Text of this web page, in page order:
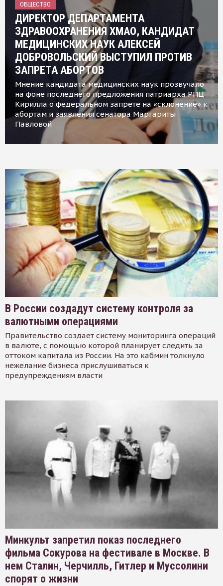
ОБЩЕСТВО
ДИРЕКТОР ДЕПАРТАМЕНТА
ЗДРАВООХРАНЕНИЯ ХМАО, КАНДИДАТ
МЕДИЦИНСКИХ НАУК АЛЕКСЕЙ
ДОБРОВОЛЬСКИЙ ВЫСТУПИЛ ПРОТИВ
ЗАПРЕТА АБОРТОВ
Мнение кандидата медицинских наук прозвучало
на фоне последнего предложения патриарха РПЦ
Кирилла о федеральном запрете на «склонение» к
абортам и заявления сенатора Маргариты
Павловой
В России создадут систему контроля за
валютными операциями
Правительство создает систему мониторинга операций
в валюте, с помощью которой планирует следить за
оттоком капитала из России. На это кабмин толкнуло
нежелание бизнеса прислушиваться к
предупреждениям власти
Минкульт запретил показ последнего
фильма Сокурова на фестивале в Москве. В
нем Сталин, Черчилль, Гитлер и Муссолини
спорят о жизни